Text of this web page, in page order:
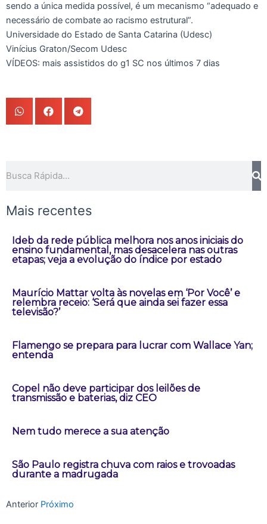
sendo a única medida possível, é um mecanismo “adequado e
necessário de combate ao racismo estrutural”.
Universidade do Estado de Santa Catarina (Udesc)
Vinícius Graton/Secom Udesc
VÍDEOS: mais assistidos do g1 SC nos últimos 7 dias
Mais recentes
Ideb da rede pública melhora nos anos iniciais do
ensino fundamental, mas desacelera nas outras
etapas; veja a evolução do índice por estado
Maurício Mattar volta às novelas em ‘Por Você’ e
relembra receio: ‘Será que ainda sei fazer essa
televisão?’
Flamengo se prepara para lucrar com Wallace Yan;
entenda
Copel não deve participar dos leilões de
transmissão e baterias, diz CEO
Nem tudo merece a sua atenção
São Paulo registra chuva com raios e trovoadas
durante a madrugada
Anterior Próximo